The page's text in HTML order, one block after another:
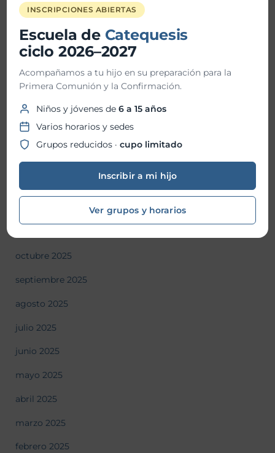
Historial de Noticias
julio 2026
mayo 2026
abril 2026
marzo 2026
febrero 2026
enero 2026
octubre 2025
septiembre 2025
agosto 2025
julio 2025
junio 2025
mayo 2025
abril 2025
marzo 2025
febrero 2025
INSCRIPCIONES ABIERTAS
Escuela de Catequesis
ciclo 2026–2027
Acompañamos a tu hijo en su preparación para la
Primera Comunión y la Confirmación.
Niños y jóvenes de6 a 15 años
Varios horarios y sedes
Grupos reducidos ·cupo limitado
Inscribir a mi hijo
Ver grupos y horarios